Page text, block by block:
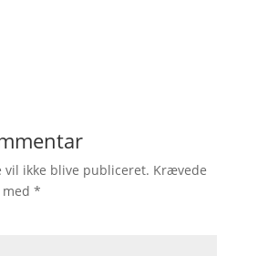
vil ikke blive publiceret. Krævede
*